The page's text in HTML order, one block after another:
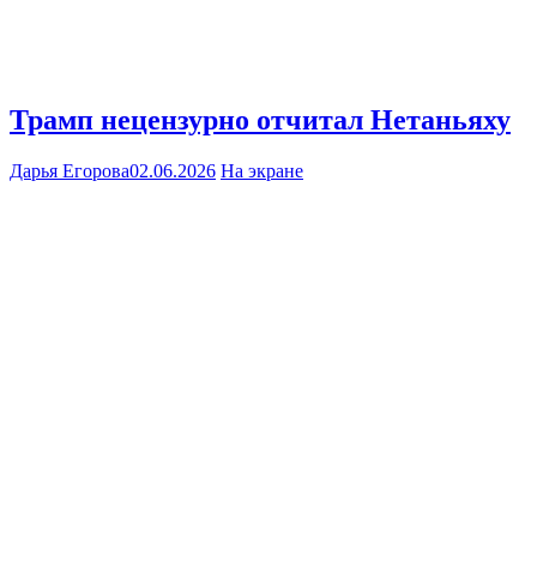
Трамп нецензурно отчитал Нетаньяху
Дарья Егорова02.06.2026 На экране